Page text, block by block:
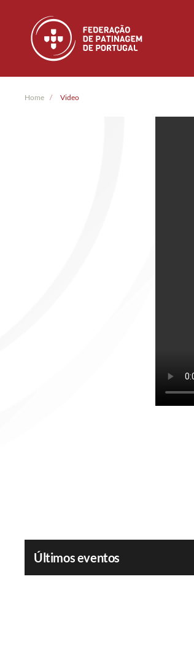
Skip to main content
Home Video
Últimos eventos